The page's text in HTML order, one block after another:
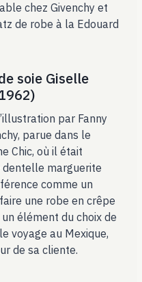
chez Givenchy et
de robe à la Edouard
soie Giselle
par Fanny
parue dans le
Chic, où il était
marguerite
comme un
une robe en crêpe
élément du choix de
voyage au Mexique,
de sa cliente.